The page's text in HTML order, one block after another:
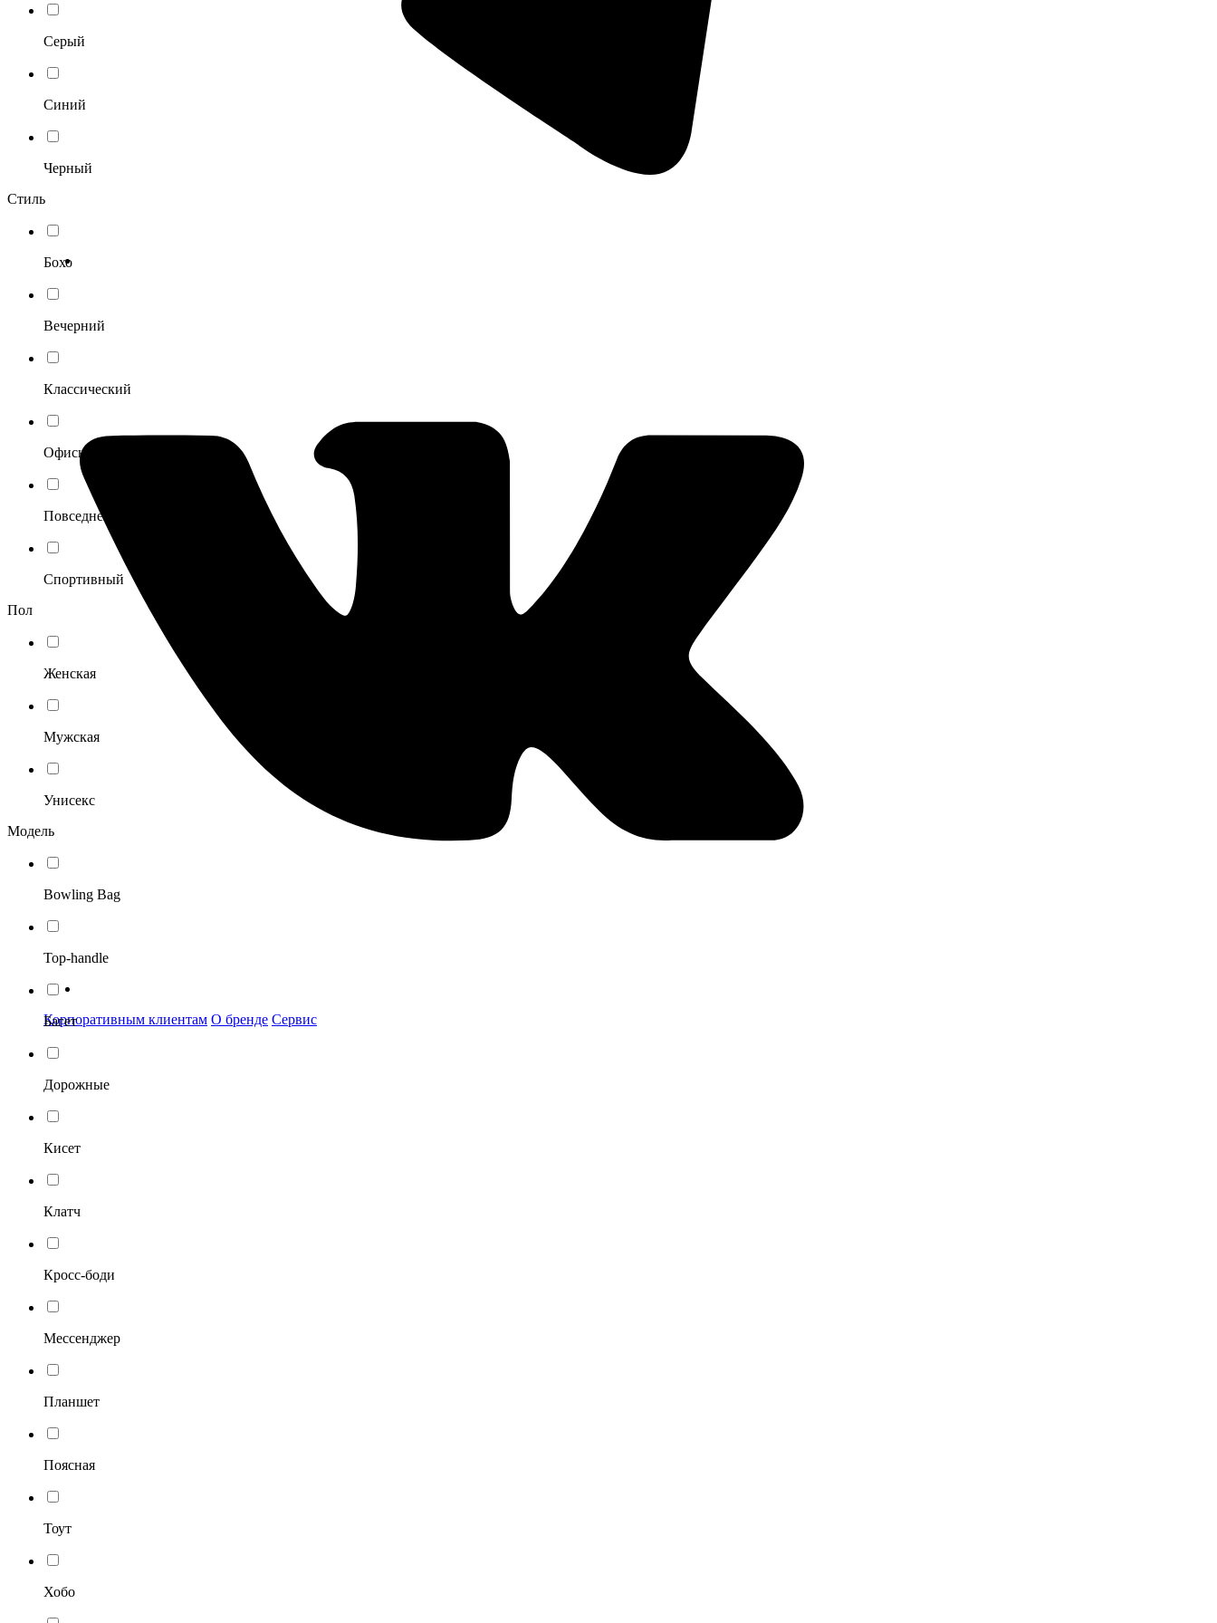
Корпоративным клиентам О бренде Сервис
Серый
Синий
Черный
Стиль
Бохо
Вечерний
Классический
Офисный
Повседневный
Спортивный
Пол
Женская
Мужская
Унисекс
Модель
Bowling Bag
Top-handle
Багет
Дорожные
Кисет
Клатч
Кросс-боди
Мессенджер
Планшет
Поясная
Тоут
Хобо